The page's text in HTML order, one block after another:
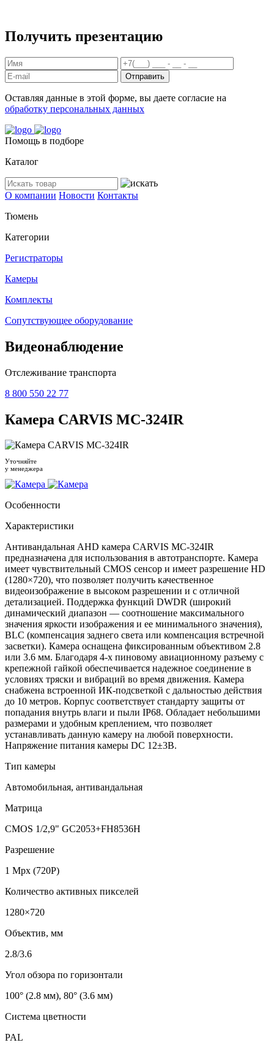
Получить презентацию
Отправить
Оставляя данные в этой форме, вы даете согласие на
обработку персональных данных
Помощь в подборе
Каталог
О компании Новости Контакты
Тюмень
Категории
Регистраторы
Камеры
Комплекты
Сопутствующее оборудование
Видеонаблюдение
Отслеживание транспорта
8 800 550 22 77
Камера CARVIS MC-324IR
Уточняйте
у менеджера
Особенности
Характеристики
Антивандальная AHD камера CARVIS MC-324IR
предназначена для использования в автотранспорте. Камера
имеет чувствительный CMOS сенсор и имеет разрешение HD
(1280×720), что позволяет получить качественное
видеоизображение в высоком разрешении и с отличной
детализацией. Поддержка функций DWDR (широкий
динамический диапазон — соотношение максимального
значения яркости изображения и ее минимального значения),
BLC (компенсация заднего света или компенсация встречной
засветки). Камера оснащена фиксированным объективом 2.8
или 3.6 мм. Благодаря 4-х пиновому авиационному разъему с
крепежной гайкой обеспечивается надежное соединение в
условиях тряски и вибраций во время движения. Камера
снабжена встроенной ИК-подсветкой с дальностью действия
до 10 метров. Корпус соответствует стандарту защиты от
попадания внутрь влаги и пыли IP68. Обладает небольшими
размерами и удобным креплением, что позволяет
устанавливать данную камеру на любой поверхности.
Напряжение питания камеры DC 12±3В.
Тип камеры
Автомобильная, антивандальная
Матрица
CMOS 1/2,9" GC2053+FH8536H
Разрешение
1 Mpx (720P)
Количество активных пикселей
1280×720
Объектив, мм
2.8/3.6
Угол обзора по горизонтали
100° (2.8 мм), 80° (3.6 мм)
Система цветности
PAL